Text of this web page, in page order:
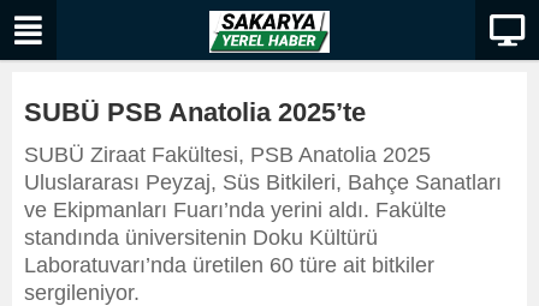
SUBÜ PSB Anatolia 2025’te
SUBÜ Ziraat Fakültesi, PSB Anatolia 2025
Uluslararası Peyzaj, Süs Bitkileri, Bahçe Sanatları
ve Ekipmanları Fuarı’nda yerini aldı. Fakülte
standında üniversitenin Doku Kültürü
Laboratuvarı’nda üretilen 60 türe ait bitkiler
sergileniyor.